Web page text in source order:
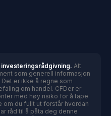
Alt
som generell informasjon
er ikke å regne som
om handel. CFDer er
med høy risiko for å tape
om du fullt ut forstår hvordan
råd til å påta deg denne